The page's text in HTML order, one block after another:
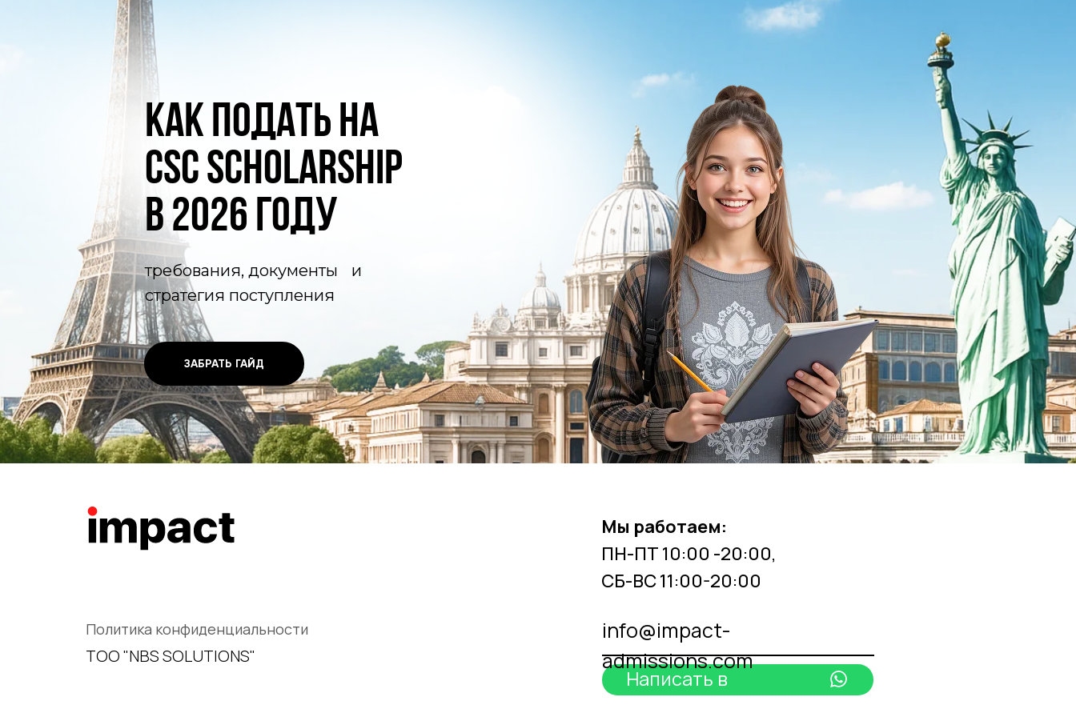
Как подать на
CSC Scholarship
в 2026 году
ЗАБРАТЬ ГАЙД
требования, документы и
стратегия поступления
Мы работаем:
ПН-ПТ 10:00 -20:00,
СБ-ВС 11:00-20:00
Политика конфиденциальности
ТОО "NBS SOLUTIONS"
info@impact-
admissions.com
Написать в